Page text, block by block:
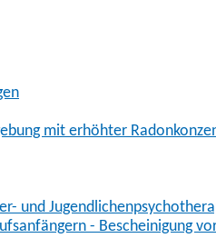
mit erhöhter
und
- Bescheinigung